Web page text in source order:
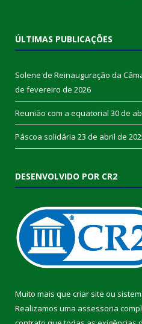
ÚLTIMAS PUBLICAÇÕES
Solene de Reinauguração da
de fevereiro de 2026
Reunião com a equatorial 30 de
Páscoa solidária 23 de abril de
DESENVOLVIDO POR CR2
Muito mais que criar site ou
Realizamos uma assessoria